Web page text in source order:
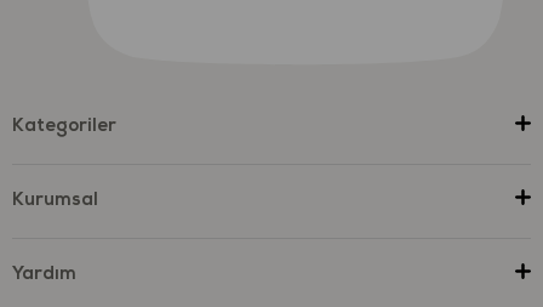
Kategoriler
Kurumsal
Yardım